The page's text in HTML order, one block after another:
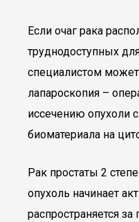
Если очаг рака
труднодоступных
специалистом
лапароскопия –
иссечению опухоли
биоматериала на
Рак простаты 2
опухоль начинает
распространяется